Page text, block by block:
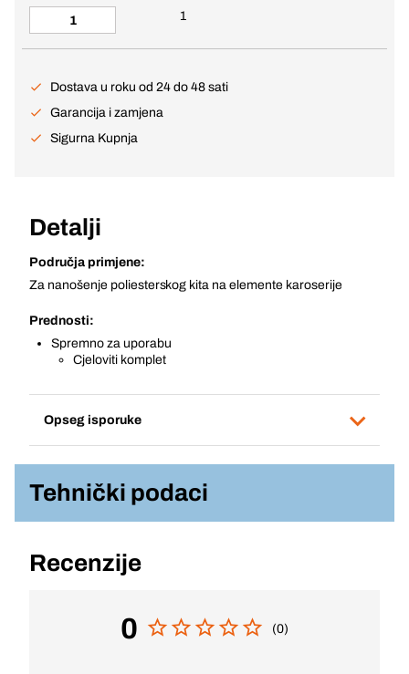
1
Dostava u roku od 24 do 48 sati
Garancija i zamjena
Sigurna Kupnja
Detalji
Područja primjene:
Za nanošenje poliesterskog kita na elemente karoserije
Prednosti:
Spremno za uporabu
Cjeloviti komplet
Opseg isporuke
Tehnički podaci
Recenzije
0 (0)